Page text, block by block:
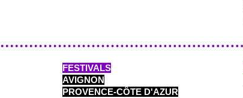
FESTIVALS
AVIGNON
PROVENCE-CÔTE D'AZUR